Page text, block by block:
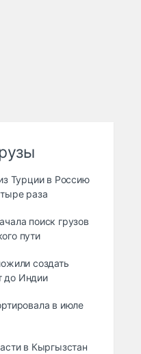
Турции в Россию
раза
поиск грузов
пути
создать
до Индии
в июле
в Кыргызстан